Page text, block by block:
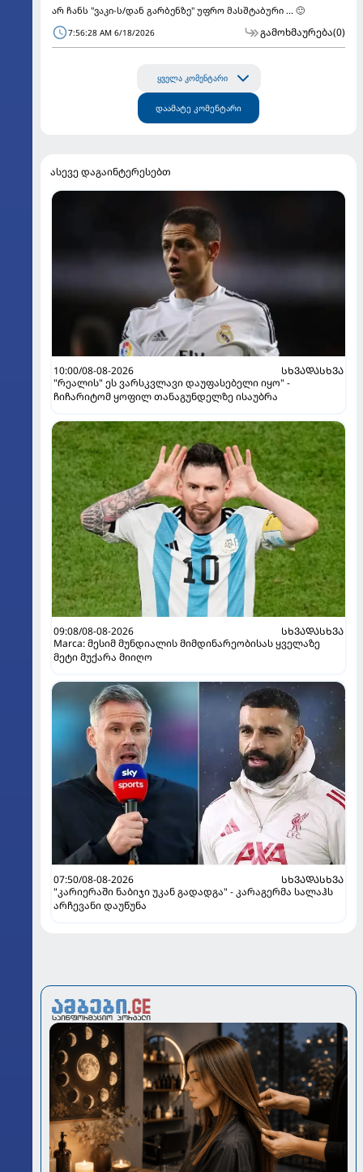
არ ჩანს "ვაკი-ს/დან გარბენზე" უფრო მასშტაბური ... 🙂
7:56:28 AM 6/18/2026 გამოხმაურება(0)
ყველა კომენტარი
დაამატე კომენტარი
ასევე დაგაინტერესებთ
10:00/08-08-2026
ᲡᲮᲕᲐᲓᲐᲡᲮᲕᲐ
"რეალის" ეს ვარსკვლავი დაუფასებელი იყო" -
ჩიჩარიტომ ყოფილ თანაგუნდელზე ისაუბრა
09:08/08-08-2026
ᲡᲮᲕᲐᲓᲐᲡᲮᲕᲐ
Marca: მესიმ მუნდიალის მიმდინარეობისას ყველაზე
მეტი მუქარა მიიღო
07:50/08-08-2026
ᲡᲮᲕᲐᲓᲐᲡᲮᲕᲐ
"კარიერაში ნაბიჯი უკან გადადგა" - კარაგერმა სალაჰს
არჩევანი დაუწუნა